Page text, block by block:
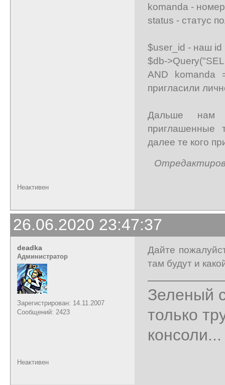
komanda -
status - статус
$user_id - наш id
$db-
AND komanda
пригласили
Дальше нам
приглашенные
далее те кого
Неактивен
26.06.2020 23:47:37
deadka
Администратор
Зарегистрирован: 14.11.2007
Сообщений: 2423
Дайте
там будут и
Зеленый
только
консоли...
Неактивен